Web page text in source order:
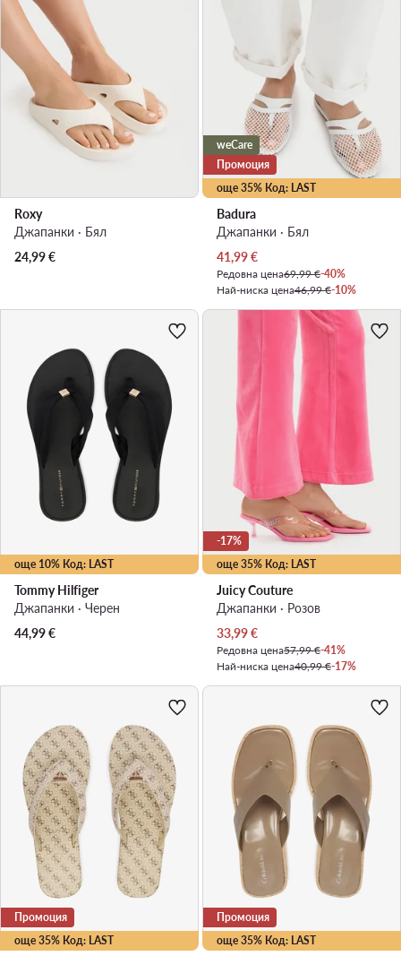
Roxy
Джапанки · Бял
24,99€
още 35% Код: LAST
weCare
Промоция
Badura
Джапанки · Бял
Актуална цена
41,99€
Редовна цена69,99 €-40%
Най-ниска цена46,99 €-10%
още 10% Код: LAST
Tommy Hilfiger
Джапанки · Черен
44,99€
още 35% Код: LAST
-17%
Juicy Couture
Джапанки · Розов
Актуална цена
33,99€
Редовна цена57,99 €-41%
Най-ниска цена40,99 €-17%
още 35% Код: LAST
Промоция
още 35% Код: LAST
Промоция